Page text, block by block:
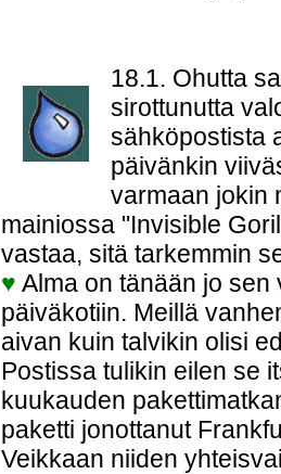
18.1. Ohutta
sirottunutta
sähköpostista
päivänkin
varmaan jokin
mainiossa "Invisible
vastaa, sitä tarkemmin
♥ Alma on tänään jo
päiväkotiin. Meillä
aivan kuin talvikin olisi
Postissa tulikin eilen se
kuukauden
paketti jonottanut
Veikkaan niiden